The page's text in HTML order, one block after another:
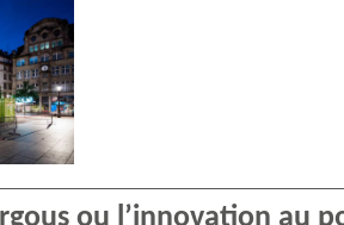
ou l’innovation au